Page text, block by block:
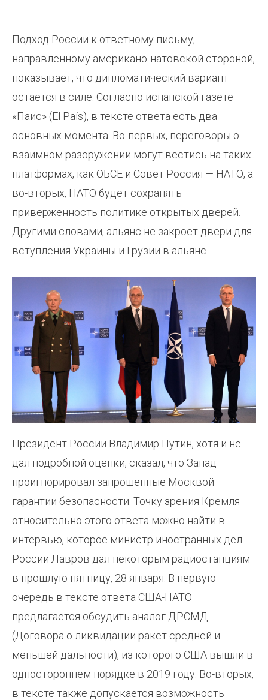
Подход России к ответному письму,
направленному американо-натовской стороной,
показывает, что дипломатический вариант
остается в силе. Согласно испанской газете
«Паис» (El País), в тексте ответа есть два
основных момента. Во-первых, переговоры о
взаимном разоружении могут вестись на таких
платформах, как ОБСЕ и Совет Россия — НАТО, а
во-вторых, НАТО будет сохранять
приверженность политике открытых дверей.
Другими словами, альянс не закроет двери для
вступления Украины и Грузии в альянс.
Президент России Владимир Путин, хотя и не
дал подробной оценки, сказал, что Запад
проигнорировал запрошенные Москвой
гарантии безопасности. Точку зрения Кремля
относительно этого ответа можно найти в
интервью, которое министр иностранных дел
России Лавров дал некоторым радиостанциям
в прошлую пятницу, 28 января. В первую
очередь в тексте ответа США-НАТО
предлагается обсудить аналог ДРСМД
(Договора о ликвидации ракет средней и
меньшей дальности), из которого США вышли в
одностороннем порядке в 2019 году. Во-вторых,
в тексте также допускается возможность